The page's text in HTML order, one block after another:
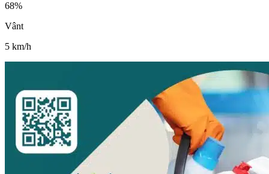
68%
Vânt
5 km/h